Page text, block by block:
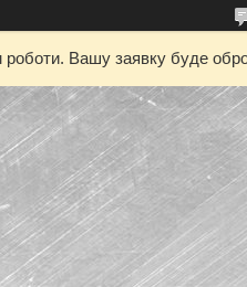
роботи. Вашу заявку буде